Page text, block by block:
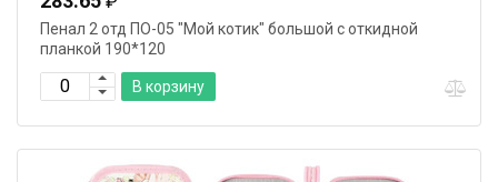
Пенал 2 отд ПО-05 "Мой котик" большой с откидной
планкой 190*120
В корзину